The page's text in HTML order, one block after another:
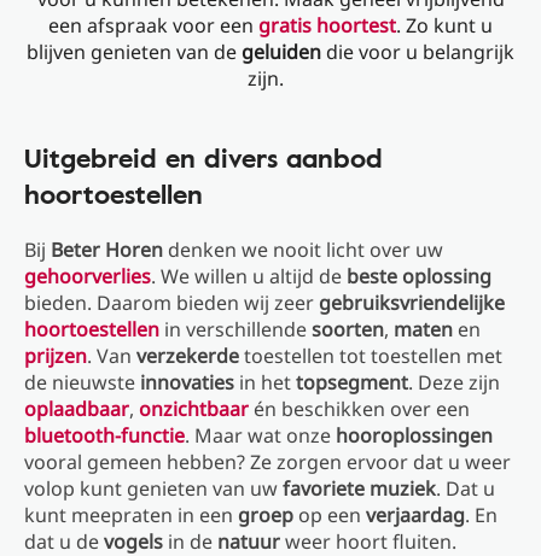
een afspraak voor een gratis hoortest. Zo kunt u
blijven genieten van degeluidendie voor u belangrijk
zijn.
Uitgebreid en divers aanbod
hoortoestellen
Bij Beter Horen denken we nooit licht over uw
gehoorverlies. We willen u altijd de beste oplossing
bieden. Daarom bieden wij zeer gebruiksvriendelijke
hoortoestellen in verschillendesoorten, maten en
prijzen. Van verzekerdetoestellen tot toestellen met
de nieuwste innovaties in hettopsegment. Deze zijn
oplaadbaar, onzichtbaar én beschikken over een
bluetooth-functie. Maar wat onze hooroplossingen
vooral gemeen hebben? Ze zorgen ervoor dat u weer
volop kunt genieten van uwfavoriete muziek. Dat u
kunt meepraten in een groep op een verjaardag. En
dat u devogels in de natuurweer hoort fluiten.